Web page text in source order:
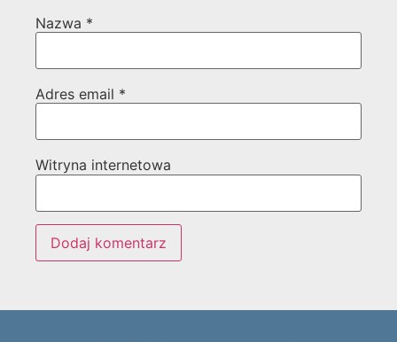
Nazwa *
Adres email *
Witryna internetowa